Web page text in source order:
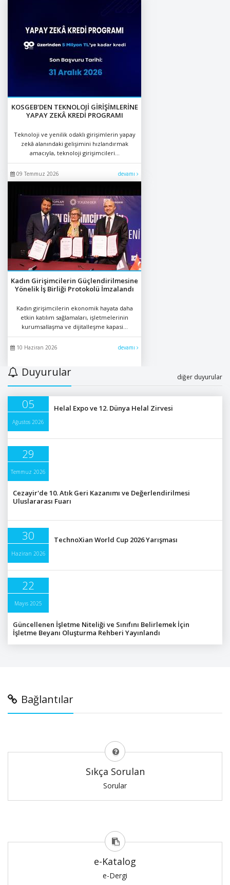
KOSGEB'DEN TEKNOLOJİ GİRİŞİMLERİNE
YAPAY ZEKÂ KREDİ PROGRAMI
Teknoloji ve yenilik odaklı girişimlerin yapay
zekâ alanındaki gelişimini hızlandırmak
amacıyla, teknoloji girişimcileri...
09 Temmuz 2026 devamı
Kadın Girişimcilerin Güçlendirilmesine
Yönelik İş Birliği Protokolü İmzalandı
Kadın girişimcilerin ekonomik hayata daha
etkin katılım sağlamaları, işletmelerinin
kurumsallaşma ve dijitalleşme kapasi...
10 Haziran 2026 devamı
Duyurular diğer duyurular
05
Ağustos 2026
Helal Expo ve 12. Dünya Helal Zirvesi
29
Temmuz 2026
Cezayir'de 10. Atık Geri Kazanımı ve Değerlendirilmesi
Uluslararası Fuarı
30
Haziran 2026
TechnoXian World Cup 2026 Yarışması
22
Mayıs 2025
Güncellenen İşletme Niteliği ve Sınıfını Belirlemek İçin
İşletme Beyanı Oluşturma Rehberi Yayınlandı
Bağlantılar
Sıkça Sorulan
Sorular
e-Katalog
e-Dergi